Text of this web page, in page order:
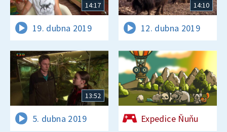
14:17
19. dubna 2019
14:10
12. dubna 2019
13:52
5. dubna 2019 Expedice Ňuňu